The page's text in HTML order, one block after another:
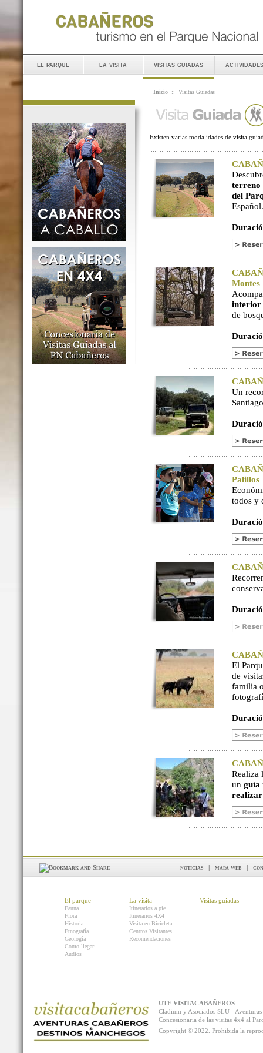
el parque la visita visitas guiadas actividades
Inicio :: Visitas Guiadas
Existen varias modalidades de visita
terreno
del
Español.
Montes
interior
de
Un
Palillos
todos y
El
de
familia
Realiza
un guía
noticias | mapa web |
El parque
Fauna
Flora
Historia
Etnografía
Geología
Como llegar
Audios
La visita
Itinerarios a pie
Itinerarios 4X4
Visita en Bicicleta
Centros Visitantes
Recomendaciones
Visitas guiadas
UTE VISITACABAÑEROS
Cladium y Asociados SLU -
Concesionaria de las visitas 4x4 al
Copyright © 2022. Prohibida la